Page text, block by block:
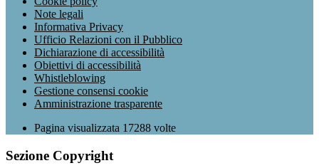
Note legali
Informativa Privacy
Ufficio Relazioni con il Pubblico
Dichiarazione di accessibilità
Obiettivi di accessibilità
Whistleblowing
Gestione consensi cookie
Amministrazione trasparente
Pagina visualizzata 17288 volte
Sezione Copyright